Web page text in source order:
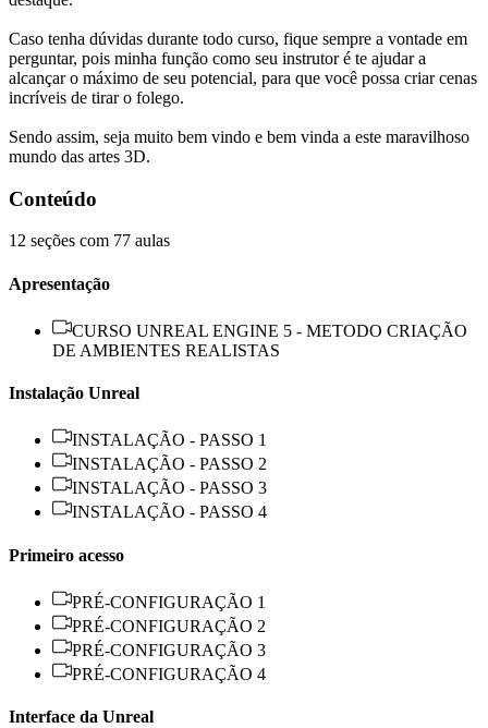
Caso tenha dúvidas durante todo curso, fique sempre a vontade em
perguntar, pois minha função como seu instrutor é te ajudar a
alcançar o máximo de seu potencial, para que você possa criar cenas
incríveis de tirar o folego.
Sendo assim, seja muito bem vindo e bem vinda a este maravilhoso
mundo das artes 3D.
Conteúdo
12 seções com 77 aulas
Apresentação
CURSO UNREAL ENGINE 5 - METODO CRIAÇÃO
DE AMBIENTES REALISTAS
Instalação Unreal
INSTALAÇÃO - PASSO 1
INSTALAÇÃO - PASSO 2
INSTALAÇÃO - PASSO 3
INSTALAÇÃO - PASSO 4
Primeiro acesso
PRÉ-CONFIGURAÇÃO 1
PRÉ-CONFIGURAÇÃO 2
PRÉ-CONFIGURAÇÃO 3
PRÉ-CONFIGURAÇÃO 4
Interface da Unreal